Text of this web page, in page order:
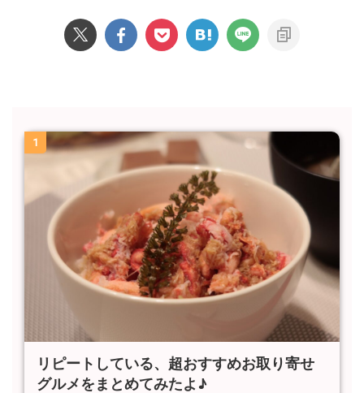
1
リピートしている、超おすすめお取り寄せ
グルメをまとめてみたよ♪